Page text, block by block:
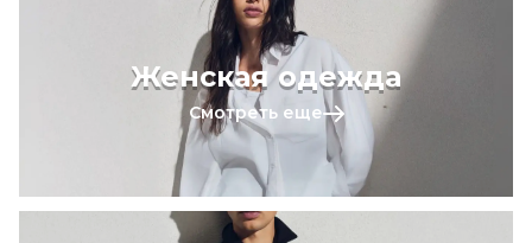
Женская одежда
Смотреть еще